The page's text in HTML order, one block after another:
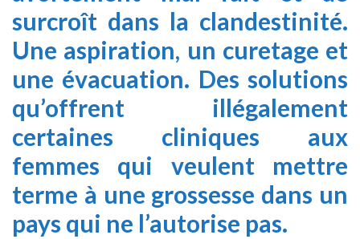
surcroît dans la clandestinité.
Une aspiration, un curetage et
une évacuation. Des solutions
qu’offrent illégalement
certaines cliniques aux
femmes qui veulent mettre
terme à une grossesse dans un
pays qui ne l’autorise pas.